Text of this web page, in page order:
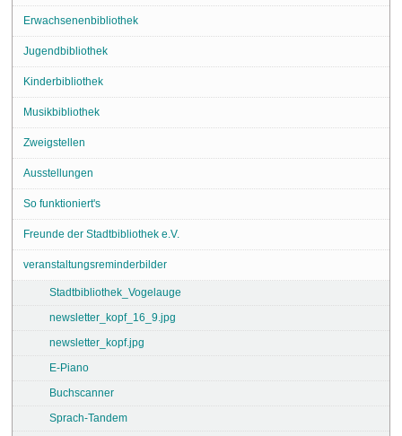
Erwachsenenbibliothek
Jugendbibliothek
Kinderbibliothek
Musikbibliothek
Zweigstellen
Ausstellungen
So funktioniert's
Freunde der Stadtbibliothek e.V.
veranstaltungsreminderbilder
Stadtbibliothek_Vogelauge
newsletter_kopf_16_9.jpg
newsletter_kopf.jpg
E-Piano
Buchscanner
Sprach-Tandem